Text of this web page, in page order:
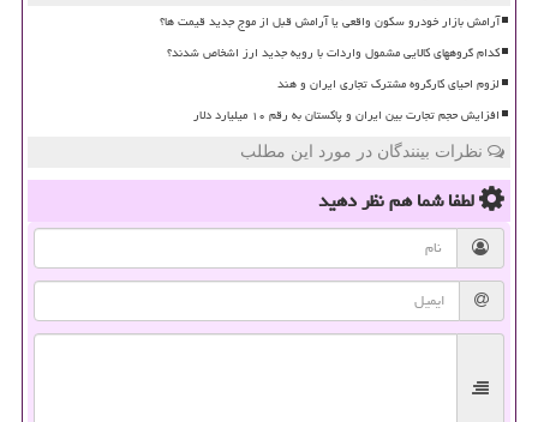
آرامش بازار خودرو سکون واقعی یا آرامش قبل از موج جدید قیمت ها؟
کدام گروههای کالایی مشمول واردات با رویه جدید ارز اشخاص شدند؟
لزوم احیای کارگروه مشترک تجاری ایران و هند
افزایش حجم تجارت بین ایران و پاکستان به رقم ۱۰ میلیارد دلار
نظرات بینندگان در مورد این مطلب
لطفا شما همنظر دهید